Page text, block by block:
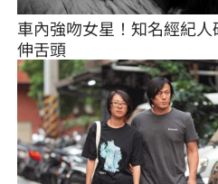
車內強吻女星！知名經紀人
伸舌頭